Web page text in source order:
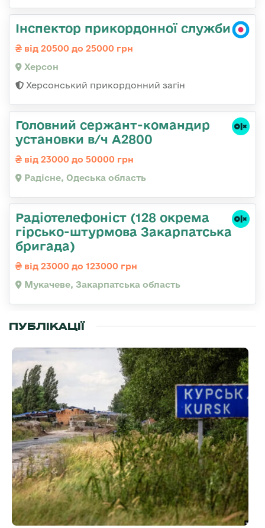
Інспектор прикордонної служби
від 20500 до 25000 грн
Херсон
Херсонський прикордонний загін
Головний сержант-командир
установки в/ч А2800
від 23000 до 50000 грн
Радісне, Одеська область
Радіотелефоніст (128 окрема
гірсько-штурмова Закарпатська
бригада)
від 23000 до 123000 грн
Мукачеве, Закарпатська область
ПУБЛІКАЦІЇ